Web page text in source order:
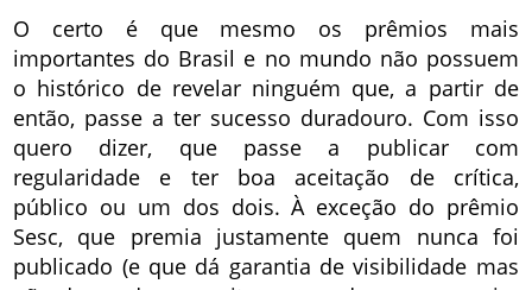
O certo é que mesmo os prêmios mais
importantes do Brasil e no mundo não possuem
o histórico de revelar ninguém que, a partir de
então, passe a ter sucesso duradouro. Com isso
quero dizer, que passe a publicar com
regularidade e ter boa aceitação de crítica,
público ou um dos dois. À exceção do prêmio
Sesc, que premia justamente quem nunca foi
publicado (e que dá garantia de visibilidade mas